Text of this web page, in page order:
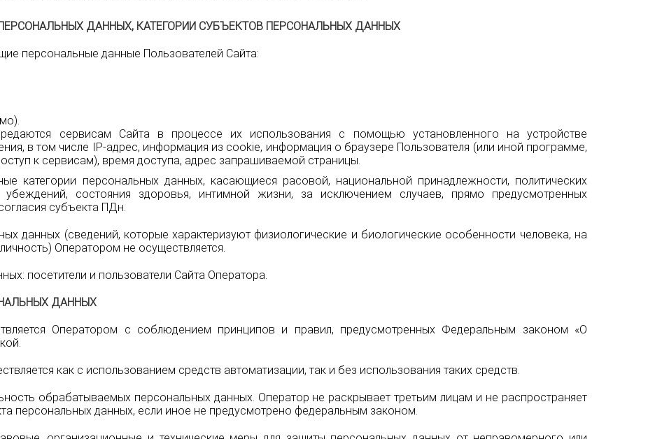
ДАННЫХ, КАТЕГОРИИ СУБЪЕКТОВ ПЕРСОНАЛЬНЫХ ДАННЫХ
персональные данные Пользователей Сайта:
сервисам Сайта в процессе их использования с помощью установленного на устройстве
в том числе IP-адрес, информация из cookie, информация о браузере Пользователя (или иной программе,
к сервисам), время доступа, адрес запрашиваемой страницы.
категории персональных данных, касающиеся расовой, национальной принадлежности, политических
убеждений, состояния здоровья, интимной жизни, за исключением случаев, прямо предусмотренных
субъекта ПДн.
данных (сведений, которые характеризуют физиологические и биологические особенности человека, на
Оператором не осуществляется.
посетители и пользователи Сайта Оператора.
ДАННЫХ
Оператором с соблюдением принципов и правил, предусмотренных Федеральным законом «О
как с использованием средств автоматизации, так и без использования таких средств.
обрабатываемых персональных данных. Оператор не раскрывает третьим лицам и не распространяет
персональных данных, если иное не предусмотрено федеральным законом.